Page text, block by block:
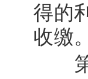
得的
收缴